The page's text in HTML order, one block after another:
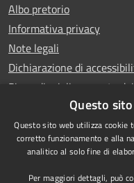
Albo pretorio
Informativa privacy
Note legali
Dichiarazione di
Piano di miglioramento
RSS
Accessibilità
Questo
Questo sito web utilizza
corretto funzionamento e alla
analitico al solo fine di
Per maggiori dettagli, può